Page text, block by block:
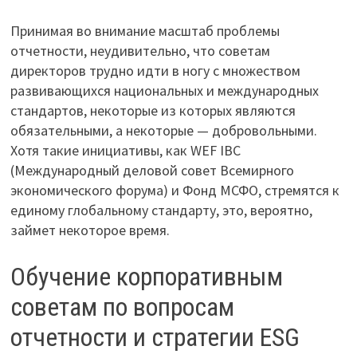
Принимая во внимание масштаб проблемы
отчетности, неудивительно, что советам
директоров трудно идти в ногу с множеством
развивающихся национальных и международных
стандартов, некоторые из которых являются
обязательными, а некоторые — добровольными.
Хотя такие инициативы, как WEF IBC
(Международный деловой совет Всемирного
экономического форума) и Фонд МСФО, стремятся к
единому глобальному стандарту, это, вероятно,
займет некоторое время.
Обучение корпоративным
советам по вопросам
отчетности и стратегии ESG